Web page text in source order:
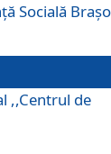
Socială
,,Centrul de